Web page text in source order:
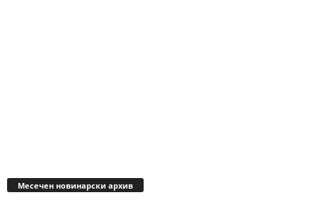
Месечен новинарски архив